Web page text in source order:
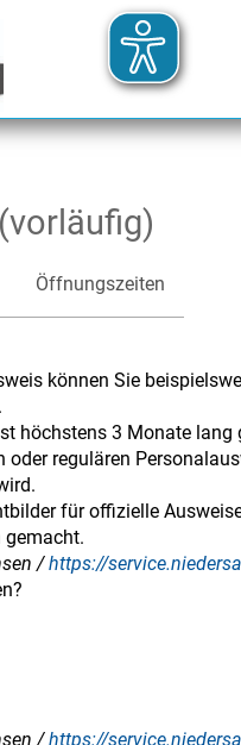
Öffnungszeiten
können Sie
höchstens 3 Monate lang
regulären
für offizielle
gemacht.
/https://
/https://